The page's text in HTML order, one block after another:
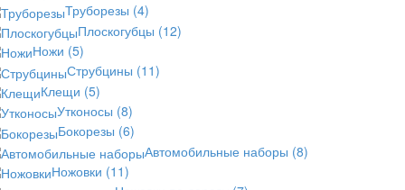
Труборезы (4)
Плоскогубцы (12)
Ножи (5)
Струбцины (11)
Клещи (5)
Утконосы (8)
Бокорезы (6)
Автомобильные наборы (8)
Ножовки (11)